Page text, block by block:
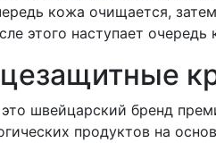
кожа очищается,
этого наступает очередь
швейцарский бренд
продуктов на